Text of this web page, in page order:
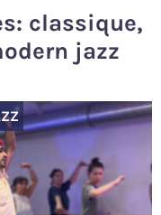
classique,
jazz